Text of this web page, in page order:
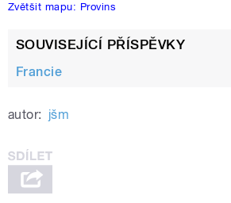
Zvětšit mapu: Provins
SOUVISEJÍCÍ PŘÍSPĚVKY
Francie
autor: jšm